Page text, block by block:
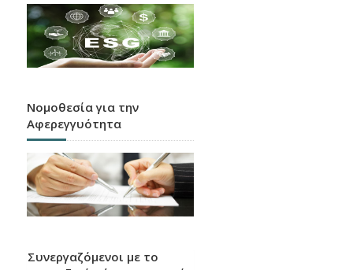
Ενημερώσου και προστατεύσου σήμερα από τα
δίαφορα είδη ηλεκτρονικής απάτης
CRR3 / CRD6
Εφαρμογή των κανόνων της Βασιλείας 3 στην
Νομοθεσία για την
Αφερεγγυότητα
Συνεργαζόμενοι με το